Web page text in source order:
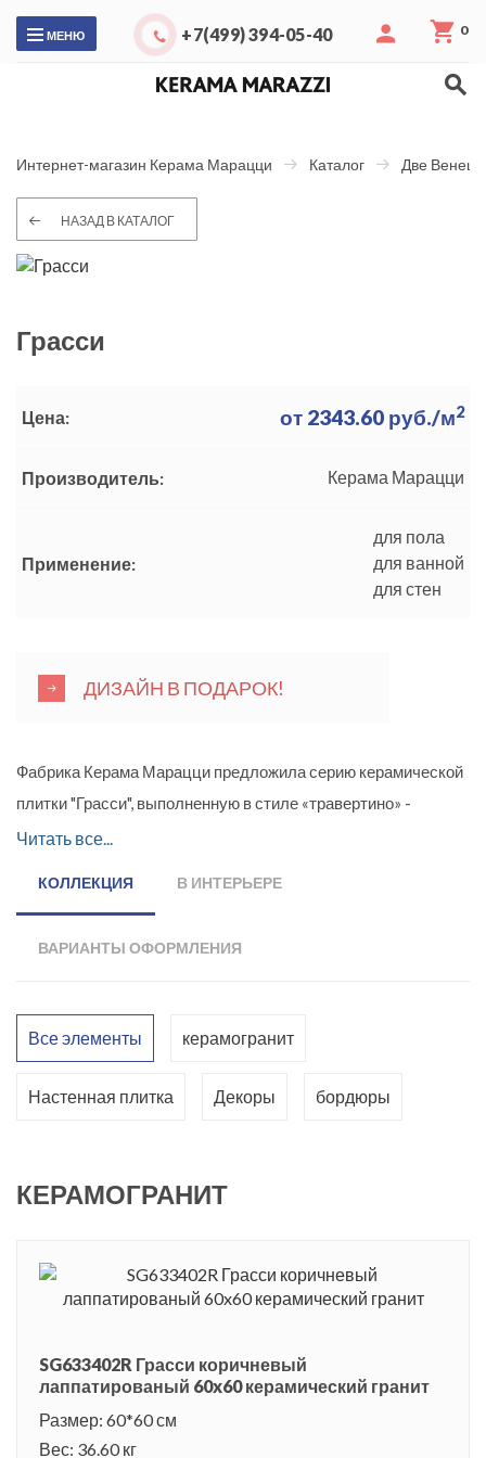
МЕНЮ +7(499) 394-05-40 0
Интернет-магазин Керама Марацци Каталог Две
НАЗАД В КАТАЛОГ
Грасси
Цена: от 2343.60 руб./м2
Производитель: Керама Марацци
Применение:
для пола
для ванной
для стен
ДИЗАЙН В ПОДАРОК!
Фабрика Керама Марацци предложила серию керамической
плитки "Грасси", выполненную в стиле «травертино» -
имитации природного камня. Травертин - это горная порода,
тысяч лет камень считается престижным облицовочным
настенной плитки и керамогранита: серый, светлый и
Поверхность плит покрыта глазурью Кристаллина, которая
Венеция - один из красивейших городов мира, он славится
природой, архитектурными и историческими памятниками.
Город разделен на две части большим каналом, на берегах
которого стоят роскошные дворцы и замки. Грасси -
величественный дворец, построенный в классическом
Читать все...
КОЛЛЕКЦИЯ В ИНТЕРЬЕРЕ
ВАРИАНТЫ ОФОРМЛЕНИЯ
Все элементы керамогранит
Настенная плитка Декоры бордюры
КЕРАМОГРАНИТ
SG633402R Грасси коричневый
лаппатированый 60x60 керамический гранит
Размер: 60*60 см
Вес: 36.60 кг